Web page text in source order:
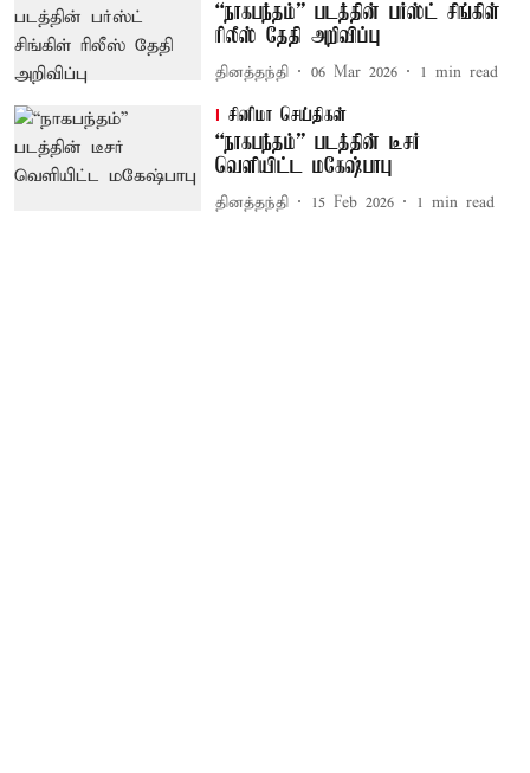
“நாகபந்தம்” படத்தின் பர்ஸ்ட் சிங்கிள்
ரிலீஸ் தேதி அறிவிப்பு
தினத்தந்தி 06 Mar 2026 1 min read
சினிமா செய்திகள்
“நாகபந்தம்” படத்தின் டீசர்
வெளியிட்ட மகேஷ்பாபு
தினத்தந்தி 15 Feb 2026 1 min read